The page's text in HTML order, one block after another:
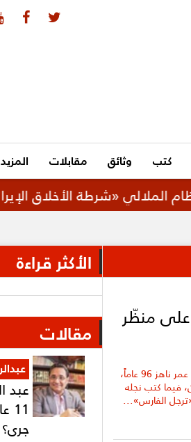
كتب وثائق مقابلات المزيد
الأخلاق الإيرانية»؟
منظّر
توفي القيادي الإخواني الدكتور يوسف القرضاوي عن عمر ناهز 96 عاماً،
فيما كتب نجله
الفارس»...
الأكثر قراءة
مقالات
عبد
جرى؟ (1